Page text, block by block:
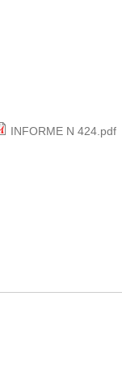
INFORME N 424.pdf